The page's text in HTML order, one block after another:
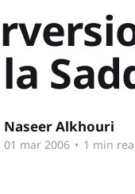
Naseer Alkhouri
01 mar 2006 • 1 min